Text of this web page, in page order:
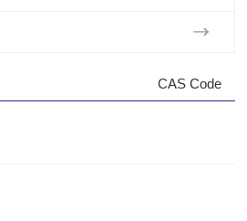
CAS Code